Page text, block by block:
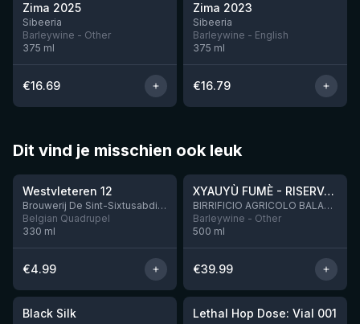
Zima 2025
Sibeeria
Barleywine - Other
375 ml
€16.69
Zima 2023
Sibeeria
Barleywine - English
375 ml
€16.79
Dit vind je misschien ook leuk
★4.46
Westvleteren 12
Brouwerij De Sint-Sixtusabdij van Westvleteren
Belgian Quadrupel
330 ml
€4.99
★4.48
XYAUYÙ FUMÈ - RISERVA 2019
BIRRIFICIO AGRICOLO BALADIN - Baladin Indipendente Italian Farm Brewery
Barleywine - Other
500 ml
€39.99
★ 4.53
Black Silk Nog 1
★4.29
Lethal Hop Dose: Vial 001